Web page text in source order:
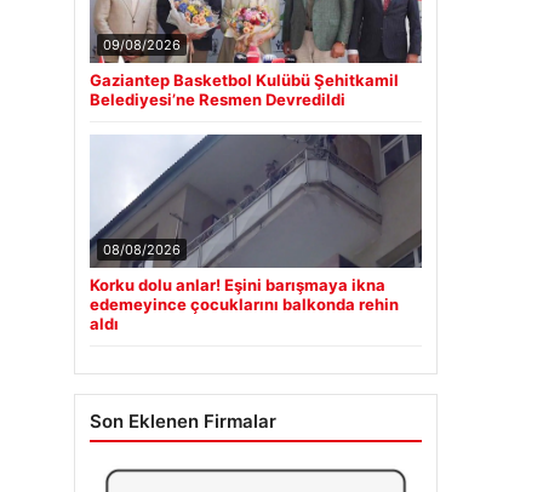
09/08/2026
Gaziantep Basketbol Kulübü Şehitkamil
Belediyesi’ne Resmen Devredildi
08/08/2026
Korku dolu anlar! Eşini barışmaya ikna
edemeyince çocuklarını balkonda rehin
aldı
Son Eklenen Firmalar